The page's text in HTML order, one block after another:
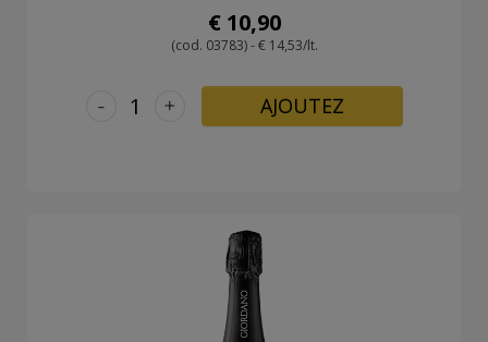
€ 10,90
(cod. 03783) - € 14,53/lt.
+
- AJOUTEZ